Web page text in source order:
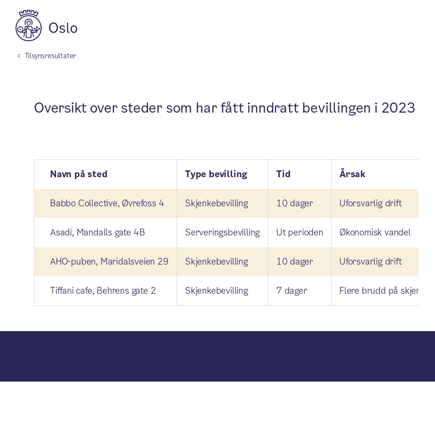
Tilsynsresultater
Oversikt over steder som har fått inndratt bevillingen i 2023
Navn på sted Type bevilling Tid Årsak
Babbo Collective, Øvrefoss 4 Skjenkebevilling 10 dager Uforsvarlig drift
Asadi, Mandalls gate 4B Serveringsbevilling Ut perioden Økonomisk vandel
AHO-puben, Maridalsveien 29 Skjenkebevilling 10 dager Uforsvarlig drift
Tiffani cafe, Behrens gate 2 Skjenkebevilling 7 dager Flere brudd på